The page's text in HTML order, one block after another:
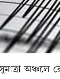
সুমাত্রা